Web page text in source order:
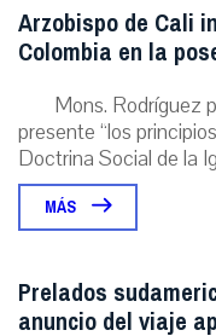
Arzobispo de Cali
Colombia en la
Mons. Rodríguez
presente “los
Doctrina Social de la
MÁS
Prelados
anuncio del viaje